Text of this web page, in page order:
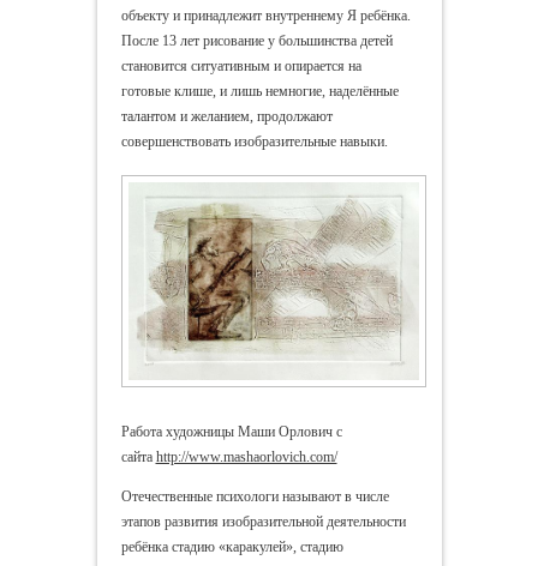
объекту и принадлежит внутреннему Я ребёнка.
После 13 лет рисование у большинства детей
становится ситуативным и опирается на
готовые клише, и лишь немногие, наделённые
талантом и желанием, продолжают
совершенствовать изобразительные навыки.
Работа художницы Маши Орлович с
сайта http://www.mashaorlovich.com/
Отечественные психологи называют в числе
этапов развития изобразительной деятельности
ребёнка стадию «каракулей», стадию